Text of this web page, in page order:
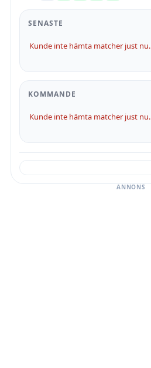
SENASTE
Kunde inte hämta matcher just nu.
KOMMANDE
Kunde inte hämta matcher just nu.
ANNONS